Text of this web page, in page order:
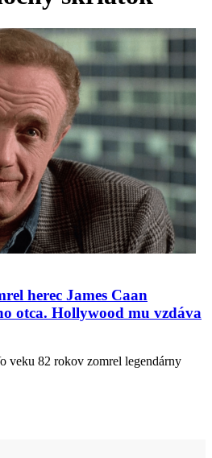
herec James Caan
otca. Hollywood mu vzdáva
veku 82 rokov zomrel legendárny